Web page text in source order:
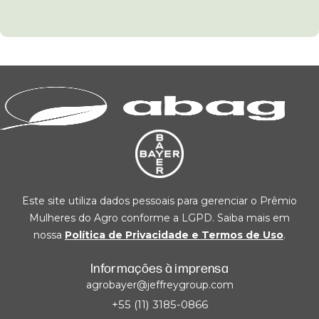
Este site utiliza dados pessoais para gerenciar o Prêmio
Mulheres do Agro conforme a LGPD. Saiba mais em
nossa Política de Privacidade e Termos de Uso.
Informações à imprensa
agrobayer@jeffreygroup.com
+55 (11) 3185-0866